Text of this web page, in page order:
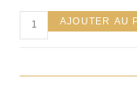
AJOUTER AU